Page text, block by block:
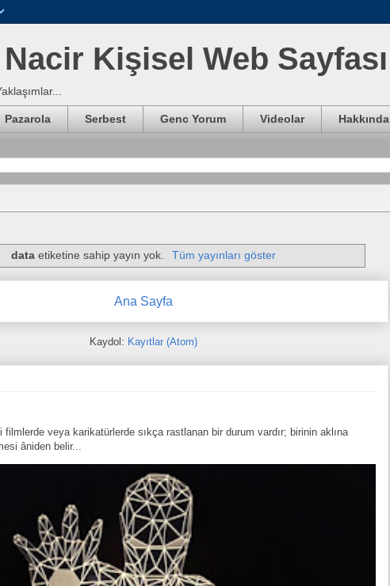
Kişisel Web Sayfası
Pazarola Serbest Genc Yorum Videolar Hakkında
data etiketine sahip yayın yok. Tüm yayınları göster
Ana Sayfa
Kaydol: Kayıtlar (Atom)
filmlerde veya karikatürlerde sıkça rastlanan bir durum vardır; birinin aklına
âniden belir...